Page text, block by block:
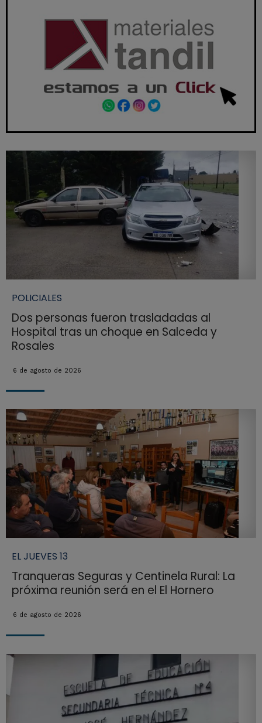
POLICIALES
Dos personas fueron trasladadas al
Hospital tras un choque en Salceda y
Rosales
6 de agosto de 2026
EL JUEVES 13
Tranqueras Seguras y Centinela Rural: La
próxima reunión será en el El Hornero
6 de agosto de 2026